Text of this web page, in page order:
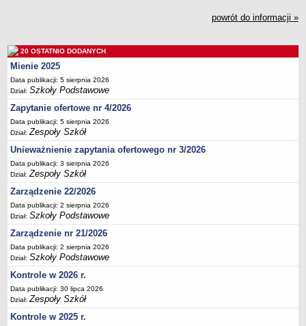
Specjalny Ośrodek nr 5
BURSA MIEJSKA
Dane podstawowe
Statut
Majątek
Godziny dyżurów
Zarządzenia
Kontrole
Rejestry, ewidencje, archiwa
Sprawozdania
Deklaracja dostępności
PORADNIE PSYCHOLOGICZNO-PEDAGOGICZNE
Zespół Poradni
BIURO FINANSÓW OŚWIATY
Dane podstawowe
powrót do informacji »
20 OSTATNIO DODANYCH
Mienie 2025
Data publikacji: 5 sierpnia 2026
Dział:Szkoły Podstawowe
Zapytanie ofertowe nr 4/2026
Data publikacji: 5 sierpnia 2026
Dział:Zespoły Szkół
Unieważnienie zapytania ofertowego nr 3/2026
Data publikacji: 3 sierpnia 2026
Dział:Zespoły Szkół
Zarządzenie 22/2026
Data publikacji: 2 sierpnia 2026
Dział:Szkoły Podstawowe
Zarządzenie nr 21/2026
Data publikacji: 2 sierpnia 2026
Dział:Szkoły Podstawowe
Kontrole w 2026 r.
Data publikacji: 30 lipca 2026
Dział:Zespoły Szkół
Kontrole w 2025 r.